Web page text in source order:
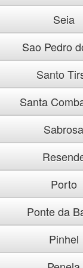
Seia
Sao Pedro
Santo
Santa
Sabrosa
Porto
Ponte da
Pinhel